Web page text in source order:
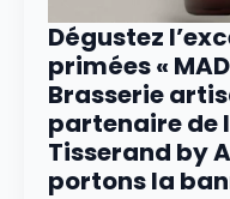
Dégustez
primées «
Brasserie
partenaire de
Tisserand by
portons la